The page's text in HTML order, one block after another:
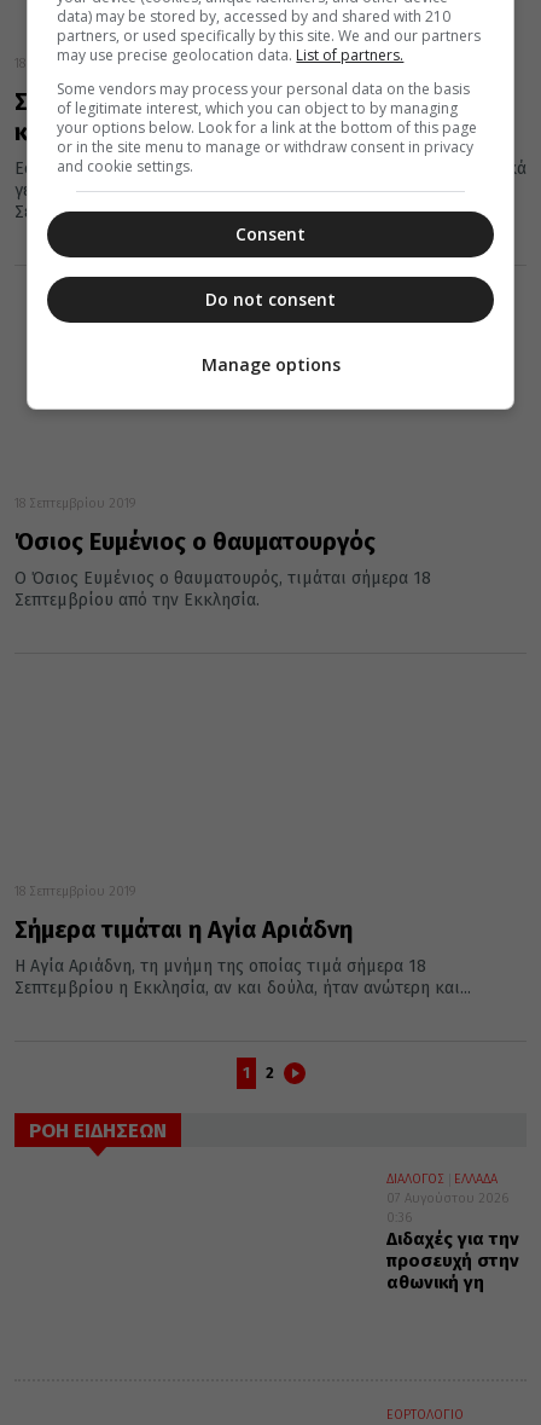
18 Σεπτεμβρίου 2021
Σαν σήμερα 18 Σεπτεμβρίου: Όλες οι εορτές
και τα σημαντικότερα γεγονότα
Εορτές της Ορθοδοξίας, σημαντικά ιστορικά, πολιτικά, κοινωνικά
γεγονότα, γεννήσεις και θάνατοι που συνέβησαν σαν σήμερα 18
Σεπτεμβρίου.
18 Σεπτεμβρίου 2019
Όσιος Ευμένιος ο θαυματουργός
Ο Όσιος Ευμένιος ο θαυματουρός, τιμάται σήμερα 18
Σεπτεμβρίου από την Εκκλησία.
18 Σεπτεμβρίου 2019
Σήμερα τιμάται η Αγία Αριάδνη
Η Αγία Αριάδνη, τη μνήμη της οποίας τιμά σήμερα 18
Σεπτεμβρίου η Εκκλησία, αν και δούλα, ήταν ανώτερη και...
1 2
ΡΟΗ ΕΙΔΗΣΕΩΝ
ΔΙΑΛΟΓΟΣ
ΕΛΛΑΔΑ
07 Αυγούστου 2026
0:36
Διδαχές για την
προσευχή στην
αθωνική γη
ΕΟΡΤΟΛΟΓΙΟ
data) may be stored by, accessed by and shared with 210
partners, or used specifically by this site. We and our partners
may use precise geolocation data. List of partners.
Some vendors may process your personal data on the basis
of legitimate interest, which you can object to by managing
your options below. Look for a link at the bottom of this page
or in the site menu to manage or withdraw consent in privacy
and cookie settings.
Consent
Do not consent
Manage options